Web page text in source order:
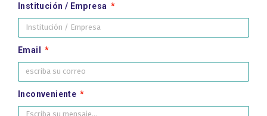
Institución / Empresa
Email
Inconveniente